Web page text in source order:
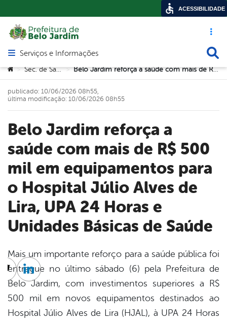
Acesso
Abrir menu principal de navegação
Serviços e Informações
Você está aqui:
> Sec. de Saúde > Belo Jardim reforça a saúde com mais de R$ 500 mil em equipamentos para o Hospital Júlio Alves de Lira, UPA 24 Horas e Unidades Básicas de Saúde
Belo Jardim reforça a
saúde com mais de R$ 500
mil em equipamentos para
o Hospital Júlio Alves de
Lira, UPA 24 Horas e
Unidades Básicas de Saúde
publicado: 10/06/2026 08h55,
última modificação: 10/06/2026 08h55
Mais um importante reforço para a saúde pública foi
entregue no último sábado (6) pela Prefeitura de
Belo Jardim, com investimentos superiores a R$
500 mil em novos equipamentos destinados ao
Hospital Júlio Alves de Lira (HJAL), à UPA 24 Horas
Twitter
Linkedin
ACESSIBILIDADE